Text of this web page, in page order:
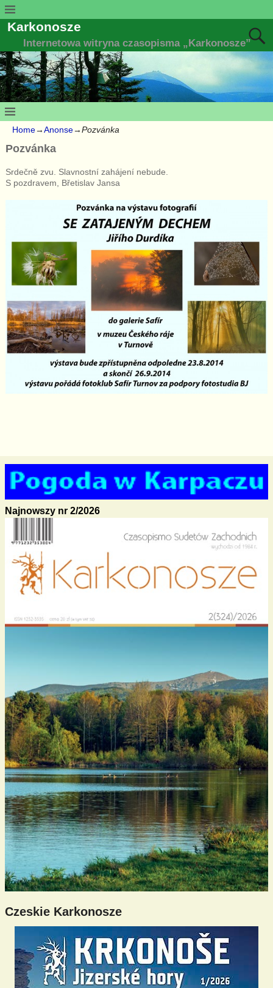
Karkonosze
Internetowa witryna czasopisma „Karkonosze”
Home→Anonse→Pozvánka
Pozvánka
Srdečně zvu. Slavnostní zahájení nebude.
S pozdravem, Břetislav Jansa
Najnowszy nr 2/2026
Czeskie Karkonosze